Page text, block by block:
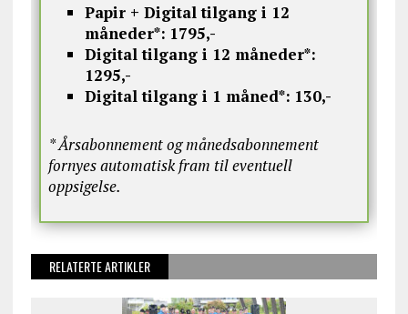
Papir + Digital tilgang i 12
måneder*: 1795,-
Digital tilgang i 12 måneder*:
1295,-
Digital tilgang i 1 måned*: 130,-
* Årsabonnement og månedsabonnement
fornyes automatisk fram til eventuell
oppsigelse.
RELATERTE ARTIKLER